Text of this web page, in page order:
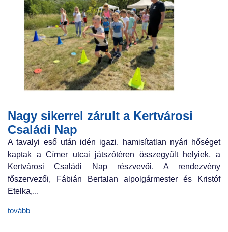
Nagy sikerrel zárult a Kertvárosi
Családi Nap
A tavalyi eső után idén igazi, hamisítatlan nyári hőséget
kaptak a Címer utcai játszótéren összegyűlt helyiek, a
Kertvárosi Családi Nap részvevői. A rendezvény
főszervezői, Fábián Bertalan alpolgármester és Kristóf
Etelka,...
tovább